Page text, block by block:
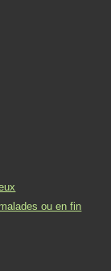
ou en fin